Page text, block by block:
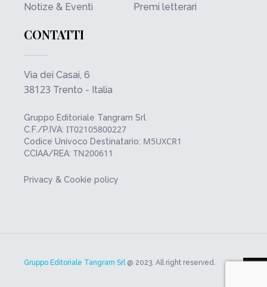
Notize & Eventi Premi letterari
CONTATTI
Via dei Casai, 6
38123 Trento - Italia
Gruppo Editoriale Tangram Srl
C.F./P.IVA: IT02105800227
Codice Univoco Destinatario: M5UXCR1
CCIAA/REA: TN200611
Privacy & Cookie policy
Gruppo Editoriale Tangram Srl @ 2023. All right reserved.